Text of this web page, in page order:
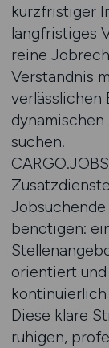
kurzfristiger
langfristiges
reine
Verständnis
verlässlichen
suchen.
benötigen:
orientiert
Diese klare
ruhigen,